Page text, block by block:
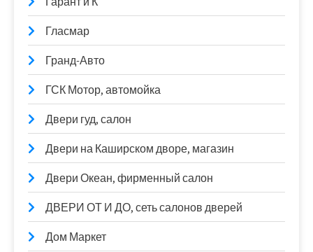
Гласмар
Гранд-Авто
ГСК Мотор, автомойка
Двери гуд, салон
Двери на Каширском дворе, магазин
Двери Океан, фирменный салон
ДВЕРИ ОТ И ДО, сеть салонов дверей
Дом Маркет